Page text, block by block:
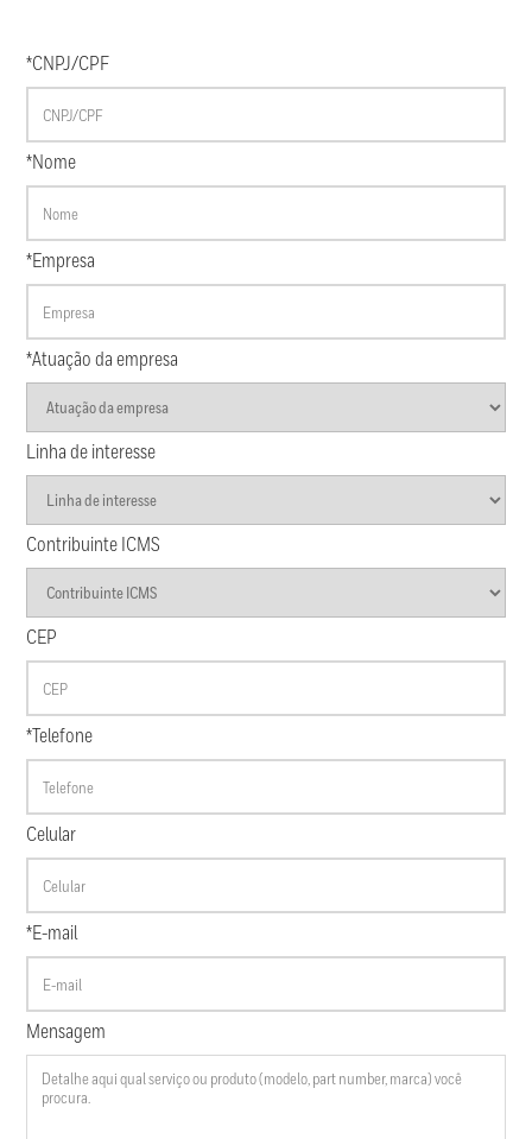
*CNPJ/CPF
*Nome
*Empresa
*Atuação da empresa
Linha de interesse
Contribuinte ICMS
CEP
*Telefone
Celular
*E-mail
Mensagem